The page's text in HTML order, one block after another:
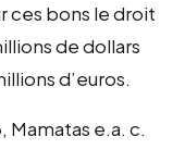
ces bons le droit
de dollars
d’euros.
Mamatas e.a. c.